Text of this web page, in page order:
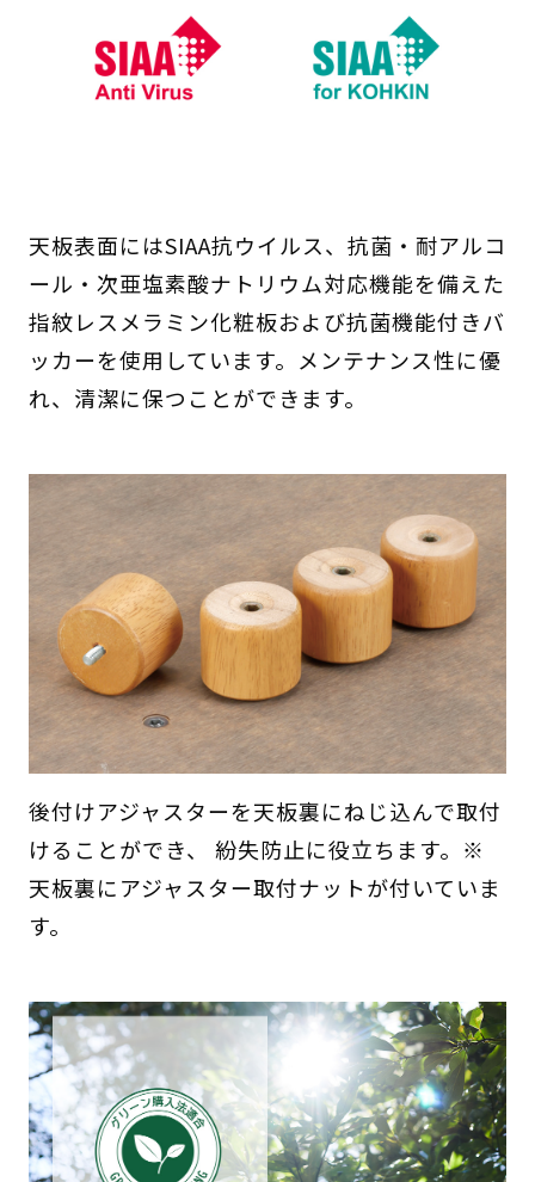
天板表面にはSIAA抗ウイルス、抗菌・耐アルコ
ール・次亜塩素酸ナトリウム対応機能を備えた
指紋レスメラミン化粧板および抗菌機能付きバ
ッカーを使用しています。メンテナンス性に優
れ、清潔に保つことができます。
後付けアジャスターを天板裏にねじ込んで取付
けることができ、 紛失防止に役立ちます。※
天板裏にアジャスター取付ナットが付いていま
す。